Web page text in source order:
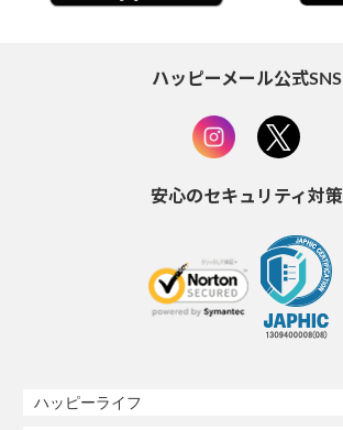
ハッピーメール公式SNS
安心のセキュリティ対策
ハッピーライフ